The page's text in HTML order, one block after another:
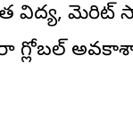
విద్య, మెరిట్